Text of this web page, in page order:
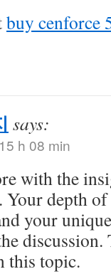
buy cenforce
says:
h 08 min
with the
depth
your
this topic.